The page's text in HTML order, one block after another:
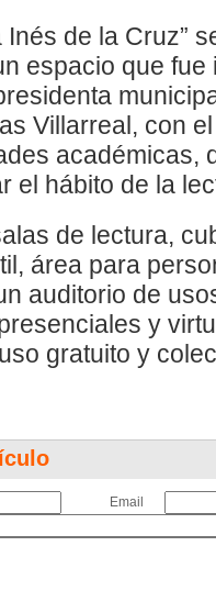
Inés de la Cruz”
espacio que
Villarreal, con
académicas,
el hábito de la
de lectura,
área para
auditorio de
y
gratuito y
Email